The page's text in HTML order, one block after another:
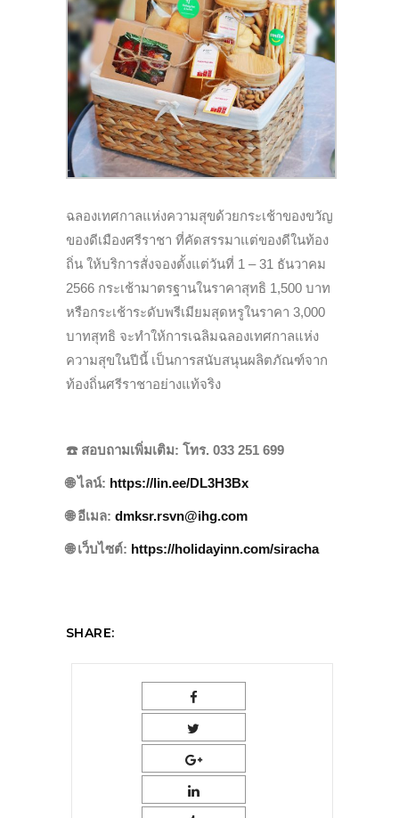
ฉลองเทศกาลแห่งความสุขด้วยกระเช้าของขวัญ
ของดีเมืองศรีราชา ที่คัดสรรมาแต่ของดีในท้อง
ถิ่น ให้บริการสั่งจองตั้งแต่วันที่ 1 – 31 ธันวาคม
2566 กระเช้ามาตรฐานในราคาสุทธิ 1,500 บาท
หรือกระเช้าระดับพรีเมียมสุดหรูในราคา 3,000
บาทสุทธิ จะทำให้การเฉลิมฉลองเทศกาลแห่ง
ความสุขในปีนี้ เป็นการสนับสนุนผลิตภัณฑ์จาก
ท้องถิ่นศรีราชาอย่างแท้จริง
☎️ สอบถามเพิ่มเติม: โทร. 033 251 699
🌐ไลน์: https://lin.ee/DL3H3Bx
🌐อีเมล: dmksr.rsvn@ihg.com
🌐เว็บไซต์: https://holidayinn.com/siracha
SHARE: